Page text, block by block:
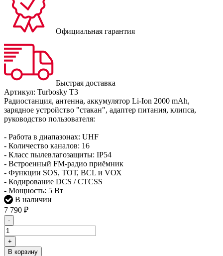
Официальная гарантия
Быстрая доставка
Артикул: Turbosky T3
Радиостанция, антенна, аккумулятор Li-Ion 2000 mAh,
зарядное устройство "стакан", адаптер питания, клипса,
руководство пользователя:
- Работа в диапазонах: UHF
- Количество каналов: 16
- Класс пылевлагозащиты: IР54
- Встроенный FM-радио приёмник
- Функции SOS, ТОТ, BCL и VОХ
- Кодирование DCS / CTCSS
- Мощность: 5 Вт
В наличии
7 790 ₽
-
+
В корзину